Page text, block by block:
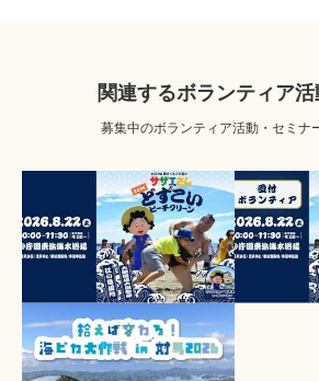
関連するボランティア
募集中のボランティア活動・セミナ